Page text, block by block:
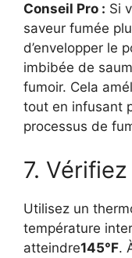
Conseil Pro : Si
saveur fumée
d’envelopper le
imbibée de
fumoir. Cela
tout en infusant
processus de
7.
Utilisez un
température
atteindre145°F.